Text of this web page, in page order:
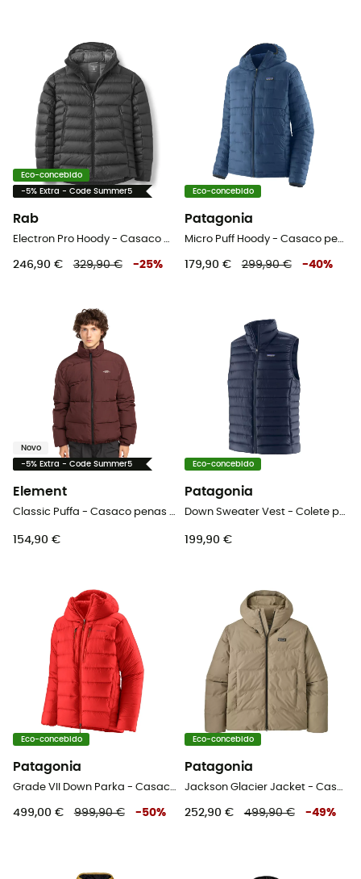
Eco-concebido
-5% Extra - Code Summer5
Rab
246,90 € 329,90 € -25%
Eco-concebido
Patagonia
179,90 € 299,90 € -40%
Novo
-5% Extra - Code Summer5
Element
154,90 €
Eco-concebido
Patagonia
199,90 €
Eco-concebido
Patagonia
499,00 € 999,90 € -50%
Eco-concebido
Patagonia
252,90 € 499,90 € -49%